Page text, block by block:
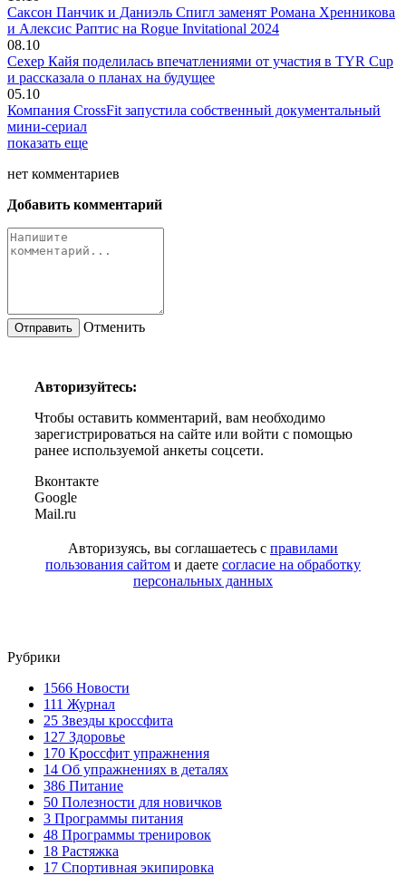
Саксон Панчик и Даниэль Спигл заменят Романа Хренникова
и Алексис Раптис на Rogue Invitational 2024
08.10
Сехер Кайя поделилась впечатлениями от участия в TYR Cup
и рассказала о планах на будущее
05.10
Компания CrossFit запустила собственный документальный
мини-сериал
показать еще
нет комментариев
Добавить комментарий
Отменить
Авторизуйтесь:
Чтобы оставить комментарий, вам необходимо
зарегистрироваться на сайте или войти с помощью
ранее используемой анкеты соцсети.
Вконтакте
Google
Mail.ru
Авторизуясь, вы соглашаетесь с правилами
пользования сайтом и даете согласие на обработку
персональных данных
Рубрики
1566 Новости
111 Журнал
25 Звезды кроссфита
127 Здоровье
170 Кроссфит упражнения
14 Об упражнениях в деталях
386 Питание
50 Полезности для новичков
3 Программы питания
48 Программы тренировок
18 Растяжка
17 Спортивная экипировка